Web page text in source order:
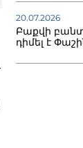
20.07.2026
Բաքվի
դիմել է